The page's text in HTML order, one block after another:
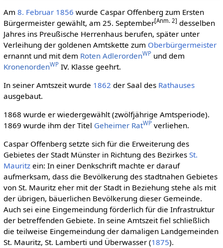
Am 8. Februar 1856 wurde Caspar Offenberg zum Ersten
Bürgermeister gewählt, am 25. September[Anm. 2] desselben
Jahres ins Preußische Herrenhaus berufen, später unter
Verleihung der goldenen Amtskette zum Oberbürgermeister
ernannt und mit dem Roten AdlerordenWPund dem
KronenordenWPIV. Klasse geehrt.
In seiner Amtszeit wurde 1862 der Saal des Rathauses
ausgebaut.
1868 wurde er wiedergewählt (zwölfjährige Amtsperiode).
1869 wurde ihm der Titel Geheimer RatWPverliehen.
Caspar Offenberg setzte sich für die Erweiterung des
Gebietes der Stadt Münster in Richtung des Bezirkes St.
Mauritzein: In einer Denkschrift machte er darauf
aufmerksam, dass die Bevölkerung des stadtnahen Gebietes
von St. Mauritz eher mit der Stadt in Beziehung stehe als mit
der übrigen, bäuerlichen Bevölkerung dieser Gemeinde.
Auch sei eine Eingemeindung förderlich für die Infrastruktur
der betreffenden Gebiete. In seine Amtszeit fiel schließlich
die teilweise Eingemeindung der damaligen Landgemeinden
St. Mauritz, St. Lamberti und Überwasser (1875).